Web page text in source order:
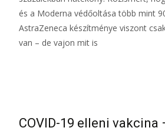
és a Moderna védőoltása több mint
AstraZeneca készítménye viszont
van – de vajon mit is
COVID-19 elleni vakcina